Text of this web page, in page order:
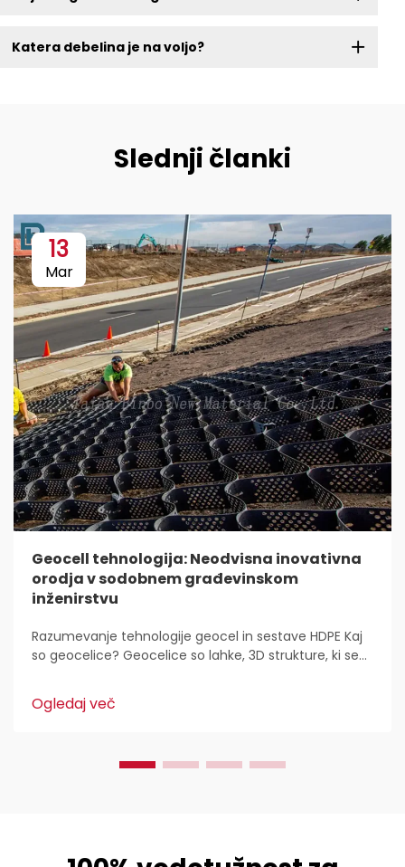
Katera debelina je na voljo?
Slednji članki
13
Mar
Geocell tehnologija: Neodvisna inovativna
orodja v sodobnem građevinskom
inženirstvu
Razumevanje tehnologije geocel in sestave HDPE Kaj
so geocelice? Geocelice so lahke, 3D strukture, ki se
gradbeništvu. Inženirji civilne zaščite jih imajo radi,
ker...
Ogledaj več